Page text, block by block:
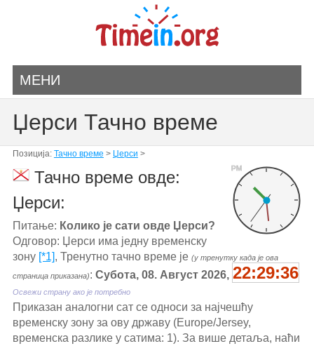
МЕНИ
Џерси Тачно време
Позиција: Тачно време > Џерси >
PM
Тачно време овде:
Џерси:
Питање: Колико је сати овде Џерси?
Одговор: Џерси има једну временску
зону [*1], Тренутно тачно време је (у тренутку када је ова
страница приказана): Субота, 08. Август 2026, 22:29:36
Освежи страну ако је потребно
Приказан аналогни сат се односи за најчешћу
временску зону за ову државу (Europe/Jersey,
временска разлике у сатима: 1). За више детаља, наћи